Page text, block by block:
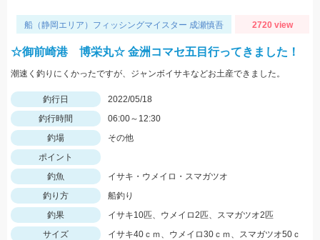
船（静岡エリア）フィッシングマイスター 成瀬慎吾 2720 view
☆御前崎港 博栄丸☆ 金洲コマセ五目行ってきました！
潮速く釣りにくかったですが、ジャンボイサキなどお土産できました。
釣行日
2022/05/18
釣行時間
06:00～12:30
釣場
その他
ポイント
釣魚
イサキ・ウメイロ・スマガツオ
釣り方
船釣り
釣果
イサキ10匹、ウメイロ2匹、スマガツオ2匹
サイズ
イサキ40ｃｍ、ウメイロ30ｃｍ、スマガツオ50ｃ